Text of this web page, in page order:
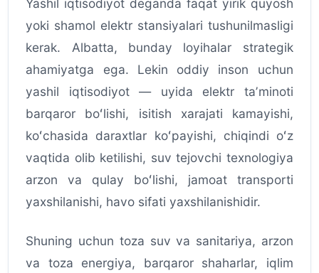
Yashil iqtisodiyot deganda faqat yirik quyosh
yoki shamol elektr stansiyalari tushunilmasligi
kerak. Albatta, bunday loyihalar strategik
ahamiyatga ega. Lekin oddiy inson uchun
yashil iqtisodiyot — uyida elektr taʼminoti
barqaror boʻlishi, isitish xarajati kamayishi,
koʻchasida daraxtlar koʻpayishi, chiqindi oʻz
vaqtida olib ketilishi, suv tejovchi texnologiya
arzon va qulay boʻlishi, jamoat transporti
yaxshilanishi, havo sifati yaxshilanishidir.
Shuning uchun toza suv va sanitariya, arzon
va toza energiya, barqaror shaharlar, iqlim